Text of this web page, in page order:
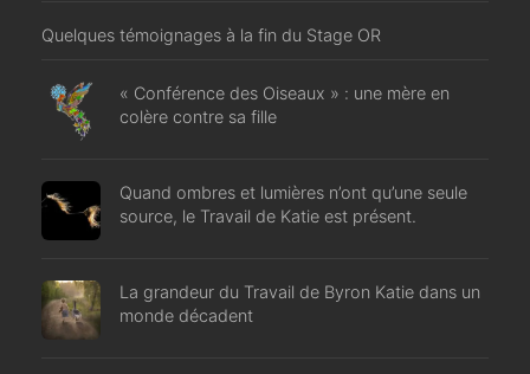
Quelques témoignages à la fin du Stage OR
« Conférence des Oiseaux » : une mère en
colère contre sa fille
Quand ombres et lumières n’ont qu’une seule
source, le Travail de Katie est présent.
La grandeur du Travail de Byron Katie dans un
monde décadent